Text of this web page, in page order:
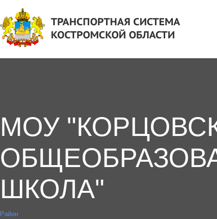
ТРАНСПОРТНАЯ СИСТЕМА
КОСТРОМСКОЙ ОБЛАСТИ
МОУ
ШКОЛА"
Район